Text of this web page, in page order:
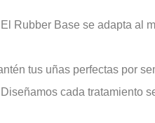
Rubber Base se adapta al
tus uñas perfectas por
cada tratamiento